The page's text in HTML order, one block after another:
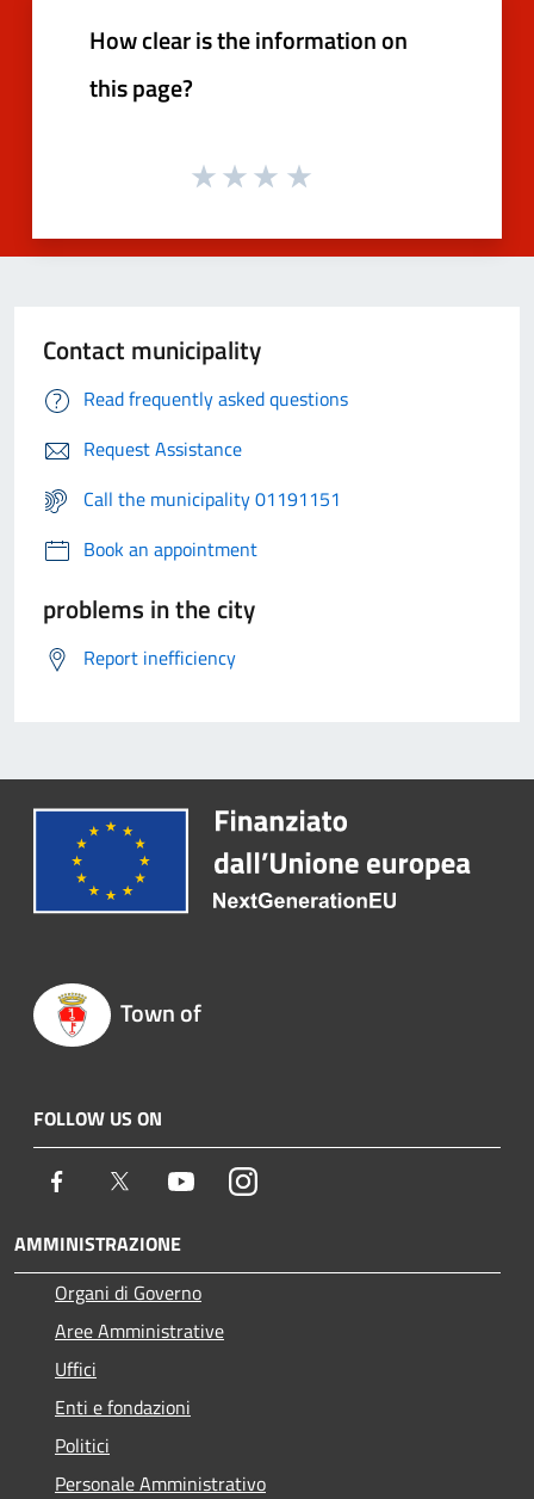
How clear is the information on
this page?
Contact municipality
Read frequently asked questions
Request Assistance
Call the municipality 01191151
Book an appointment
problems in the city
Report inefficiency
Town of
FOLLOW US ON
Facebook Twitter YoutubeInstagram
AMMINISTRAZIONE
Organi di Governo
Aree Amministrative
Uffici
Enti e fondazioni
Politici
Personale Amministrativo